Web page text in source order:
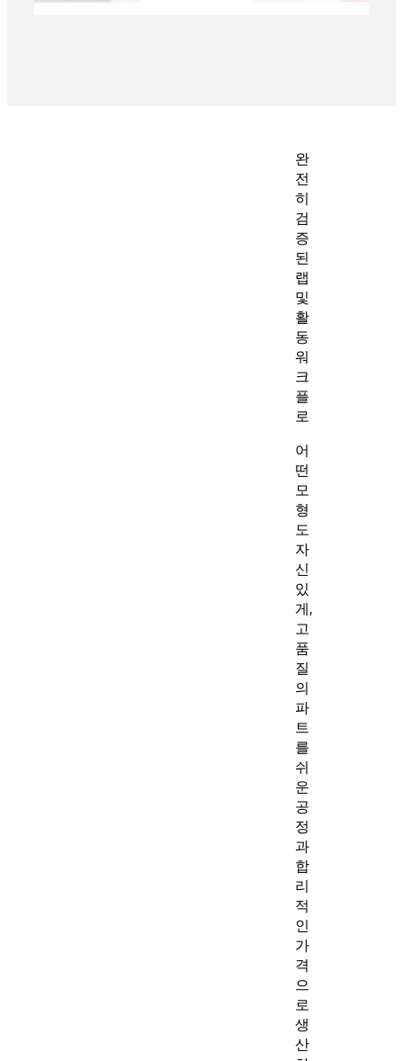
완
전
히
검
증
된
랩
및
활
동
워
크
플
로
어
떤
모
형
도
자
신
있
게,
고
품
질
의
파
트
를
쉬
운
공
정
과
합
리
적
인
가
격
으
로
생
산